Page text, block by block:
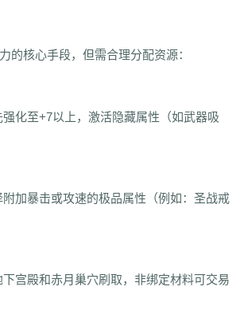
的核心手段，但需合理分配资源：
化至+7以上，激活隐藏属性（如武器吸
加暴击或攻速的极品属性（例如：圣战戒
宫殿和赤月巢穴刷取，非绑定材料可交易